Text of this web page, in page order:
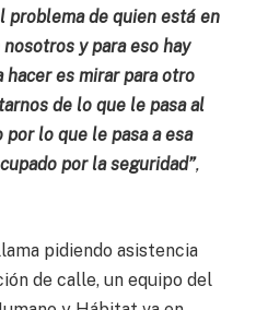
problema de quien está en
y para eso hay
hacer es mirar para otro
de lo que le pasa al
lo que le pasa a esa
por la seguridad”,
pidiendo asistencia
de calle, un equipo del